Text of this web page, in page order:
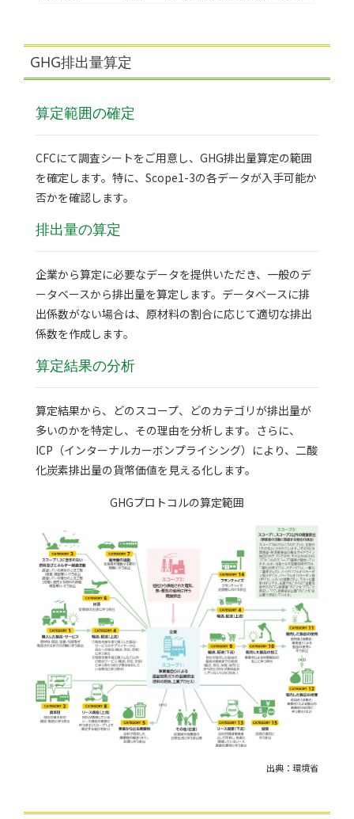
GHG排出量算定
算定範囲の確定
CFCにて調査シートをご用意し、GHG排出量算定の範囲
を確定します。特に、Scope1-3の各データが入手可能か
否かを確認します。
排出量の算定
企業から算定に必要なデータを提供いただき、一般のデ
ータベースから排出量を算定します。データベースに排
出係数がない場合は、原材料の割合に応じて適切な排出
係数を作成します。
算定結果の分析
算定結果から、どのスコープ、どのカテゴリが排出量が
多いのかを特定し、その理由を分析します。さらに、
ICP（インターナルカーボンプライシング）により、二酸
化炭素排出量の貨幣価値を見える化します。
GHGプロトコルの算定範囲
出典：環境省